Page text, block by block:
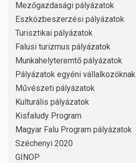
Mezőgazdasági pályázatok
Eszközbeszerzési pályázatok
Turisztikai pályázatok
Falusi turizmus pályázatok
Munkahelyteremtő pályázatok
Pályázatok egyéni vállalkozóknak
Művészeti pályázatok
Kulturális pályázatok
Kisfaludy Program
Magyar Falu Program pályázatok
Széchenyi 2020
GINOP